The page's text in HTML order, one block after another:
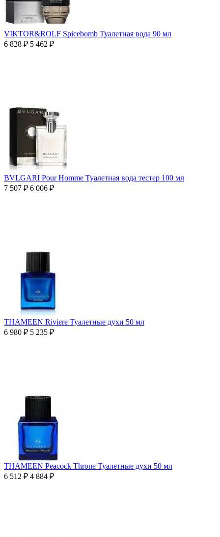
VIKTOR&ROLF Spicebomb Туалетная вода 90 мл
6 828 ₽ 5 462 ₽
BVLGARI Pour Homme Туалетная вода тестер 100 мл
7 507 ₽ 6 006 ₽
THAMEEN Riviere Туалетные духи 50 мл
6 980 ₽ 5 235 ₽
THAMEEN Peacock Throne Туалетные духи 50 мл
6 512 ₽ 4 884 ₽